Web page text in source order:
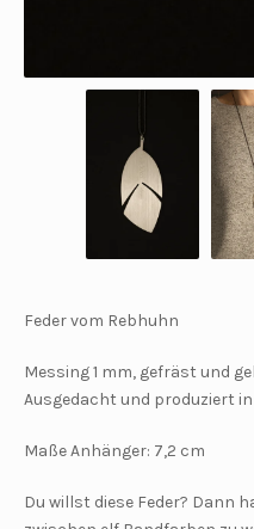
Feder vom Rebhuhn
Messing 1 mm, gefräst und
Ausgedacht und produziert
Maße Anhänger: 7,2 cm
Du willst diese Feder? Dann